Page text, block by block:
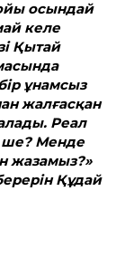
осындай
келе
Қытай
ұнамсыз
жалғасқан
Реал
ше? Менде
жазамыз?»
Құдай